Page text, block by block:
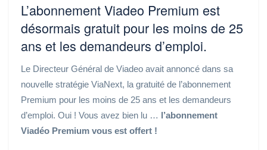
L’abonnement Viadeo Premium est
désormais gratuit pour les moins de 25
ans et les demandeurs d’emploi.
Le Directeur Général de Viadeo avait annoncé dans sa
nouvelle stratégie ViaNext, la gratuité de l’abonnement
Premium pour les moins de 25 ans et les demandeurs
d’emploi. Oui ! Vous avez bien lu … l’abonnement
Viadéo Premium vous est offert !